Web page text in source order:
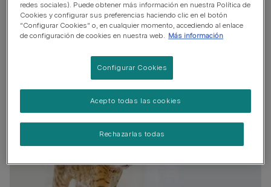
¿Qué causa la gripe felina?
Tratamiento de la gripe felina
Prevención de la gripe felina
redes sociales). Puede obtener más información en nuestra Política de
Cookies y configurar sus preferencias haciendo clic en el botón
“Configurar Cookies” o, en cualquier momento, accediendo al enlace
de configuración de cookies en nuestra web. Más información
Configurar Cookies
Rechazarlas todas
Acepto todas las cookies